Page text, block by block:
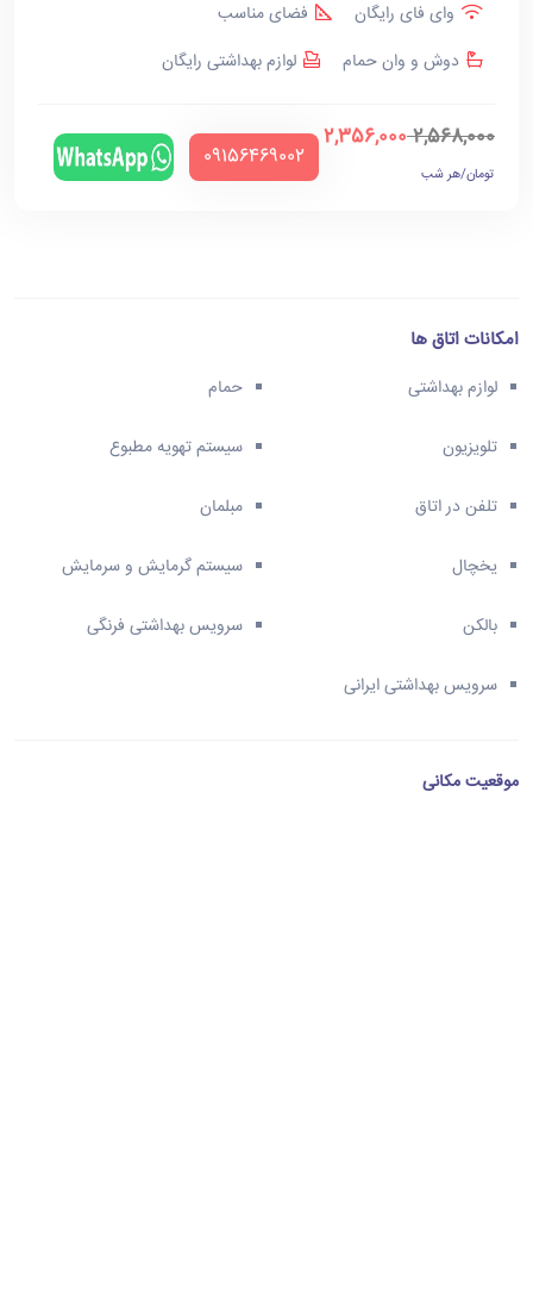
وای فای رایگان
فضای مناسب
دوش و وان حمام
لوازم بهداشتی رایگان
2,568,000
2,356,000
تومان/هر شب
‪09156469002‬
امکانات اتاق ها
لوازم بهداشتی حمام
تلویزیون سیستم تهویه مطبوع
تلفن در اتاق مبلمان
یخچال سیستم گرمایش و سرمایش
بالکن سرویس بهداشتی فرنگی
سرویس بهداشتی ایرانی
موقعیت مکانی